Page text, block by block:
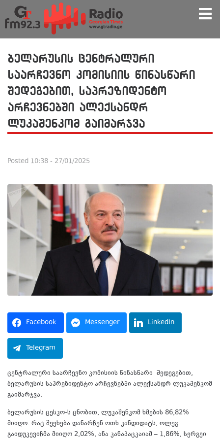
ბელარუსის ცენტრალური
საარჩევნო კომისიის წინასწარი
შედეგებით, საპრეზიდენტო
არჩევნებში ალექსანდრ
ლუკაშენკომ გაიმარჯვა
Posted 10:38 - 27/01/2025
Facebook Messenger LinkedIn
Telegram
ცენტრალური საარჩევნო კომისიის წინასწარი შედეგებით,
ბელარუსის საპრეზიდენტო არჩევნებში ალექსანდრ ლუკაშენკომ
გაიმარჯვა.
ბელარუსის ცესკო-ს ცნობით, ლუკაშენკომ ხმების 86,82%
მიიღო. რაც შეეხება დანარჩენ ოთხ კანდიდატს, ოლეგ
გაიდუკევიჩმა მიიღო 2,02%, ანა კანაპაცკაიამ – 1,86%, სერგეი